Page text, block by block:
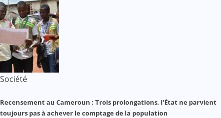
Société
Recensement au Cameroun : Trois prolongations, l’État ne parvient
toujours pas à achever le comptage de la population